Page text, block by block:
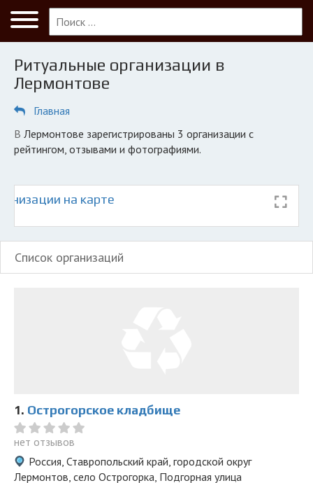
Меню
Главная
Лермонтов
КОМПАНИЯМ
© 2026 Все права защищены
Ритуальные организации в
Лермонтове
Главная
в Лермонтове зарегистрированы 3 организации с
рейтингом, отзывами и фотографиями.
на карте
Список организаций
1. Острогорское кладбище
нет отзывов
Россия, Ставропольский край, городской округ
Лермонтов, село Острогорка, Подгорная улица